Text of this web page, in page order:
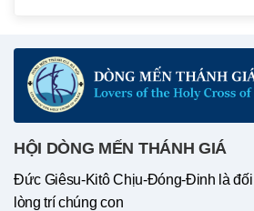
HỘI DÒNG MẾN THÁNH GIÁ
Đức Giêsu-Kitô Chịu-Đóng-Đinh là
lòng trí chúng con